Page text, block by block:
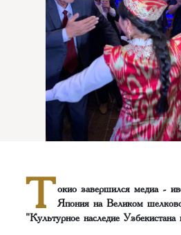
Т окио завершился медиа -
Япония на Великом
"Культурное наследие